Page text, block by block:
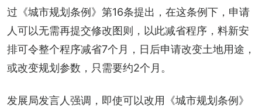
过《城市规划条例》第16条提出，在这条例下，申请
人可以无需再提交修改图则，以此减省程序，料新安
排可令整个程序减省7个月，日后申请改变土地用途，
或改变规划参数，只需要约2个月。
发展局发言人强调，即使可以改用《城市规划条例》